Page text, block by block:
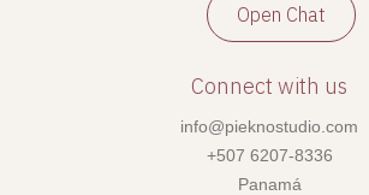
Open Chat
Connect with us
info@pieknostudio.com
+507 6207-8336
Panamá